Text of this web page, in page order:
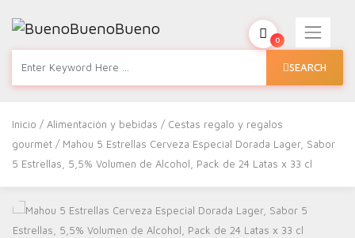
SEARCH
0
Inicio / Alimentación y bebidas / Cestas regalo y regalos
gourmet / Mahou 5 Estrellas Cerveza Especial Dorada Lager, Sabor
5 Estrellas, 5,5% Volumen de Alcohol, Pack de 24 Latas x 33 cl